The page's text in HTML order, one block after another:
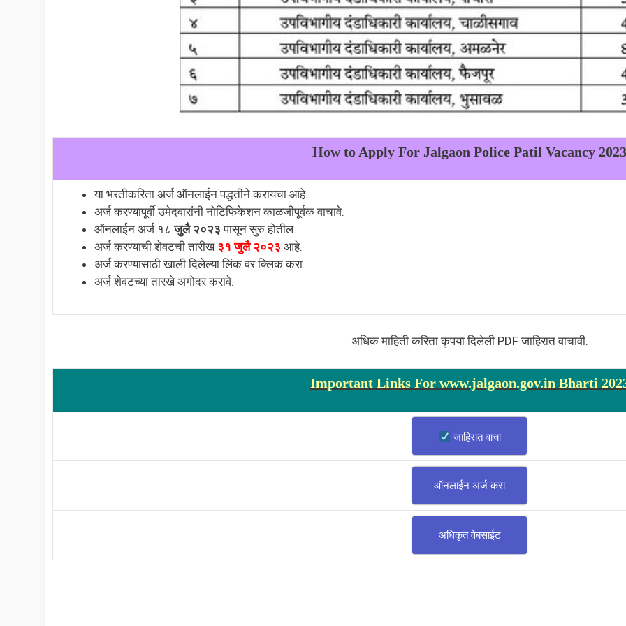
How to Apply For Jalgaon Police Patil Vacancy 2023
या भरतीकरिता अर्ज ऑनलाईन पद्धतीने करायचा आहे.
अर्ज करण्यापूर्वी उमेदवारांनी नोटिफिकेशन काळजीपूर्वक वाचावे.
ऑनलाईन अर्ज १८ जुलै २०२३पासून सुरु होतील.
अर्ज करण्याची शेवटची तारीख ३१ जुलै २०२३ आहे.
अर्ज करण्यासाठी खाली दिलेल्या लिंक वर क्लिक करा.
अर्ज शेवटच्या तारखे अगोदर करावे.
अधिक माहिती करिता कृपया दिलेली PDF जाहिरात वाचावी.
Important Links For www.jalgaon.gov.in Bharti
जाहिरात वाचा
ऑनलाईन अर्ज करा
अधिकृत वेबसाईट